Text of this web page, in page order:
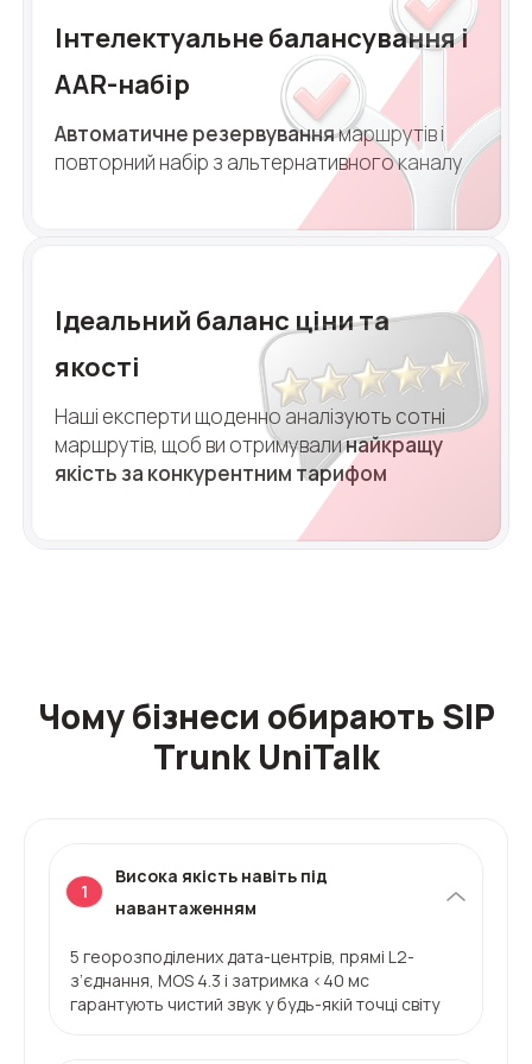
Інтелектуальне балансування і
AAR-набір
Автоматичне резервуваннямаршрутів і
повторний набір з альтернативного каналу
Ідеальний баланс ціни та
якості
Наші експерти щоденно аналізують сотні
маршрутів, щоб ви отримувалинайкращу
якість за конкурентним тарифом
Чому бізнеси обирають SIP
Trunk UniTalk
1
Висока якість навіть під
навантаженням
5 георозподілених дата-центрів, прямі L2-
з’єднання, MOS 4.3 і затримка <40 мс
гарантують чистий звук у будь-якій точці світу
E-mail
Партнер
+1
Alternative:
+1
Alternative:
+1
Alternative:
Безкоштовна консультація
Номер для контакту
Alternative: